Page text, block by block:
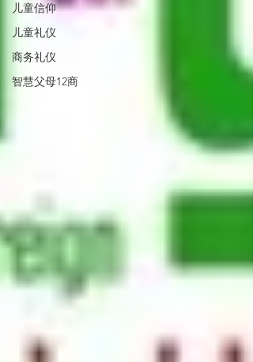
儿童信仰
儿童礼仪
商务礼仪
智慧父母12商